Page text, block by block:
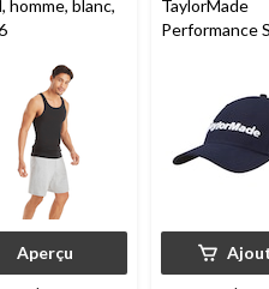
homme, blanc,
Aperçu
TaylorMade
Performance